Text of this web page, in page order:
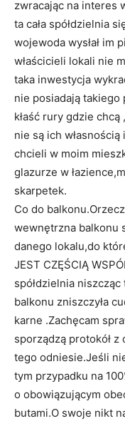
zwracając na interes
ta cała spółdzielnia
wojewoda wysłał im
właścicieli lokali nie
taka inwestycja
nie posiadają takiego
kłaść rury gdzie
nie są ich
chcieli w moim
glazurze w
skarpetek.
Co do
wewnętrzna balkonu
danego lokalu,do
JEST CZĘŚCIĄ
spółdzielnia
balkonu zniszczyła
karne .Zachęcam
sporządzą protokół
tego odniesie.Jeśli
tym przypadku na
o obowiązującym
butami.O swoje nikt